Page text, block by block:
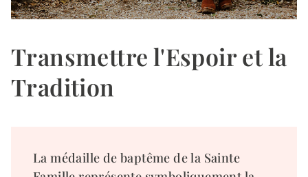
Transmettre l'Espoir et la
Tradition
La médaille de baptême de la Sainte